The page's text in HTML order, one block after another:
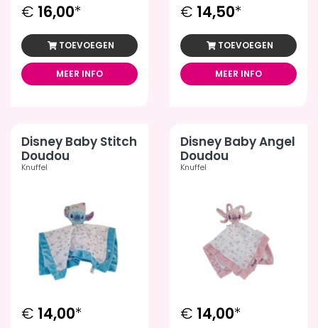
€ 16,00*
TOEVOEGEN
MEER INFO
€ 14,50*
TOEVOEGEN
MEER INFO
Disney Baby Stitch
Doudou
Knuffel
€ 14,00*
Disney Baby Angel
Doudou
Knuffel
€ 14,00*